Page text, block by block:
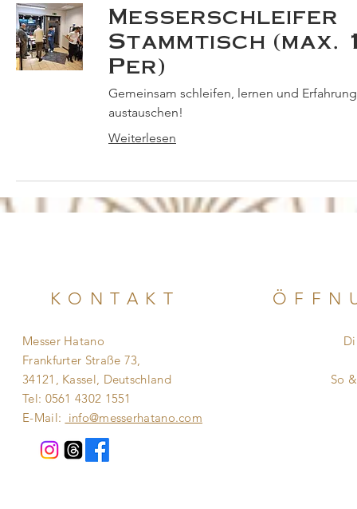
Messerschleifer
Stammtisch (max.
Per)
Gemeinsam schleifen, lernen und
austauschen!
Weiterlesen
KONTAKT
Messer Hatano
Frankfurter Straße 73,
34121, Kassel, Deutschland
Tel: 0561 4302 1551
E-Mail: info@messerhatano.com
So